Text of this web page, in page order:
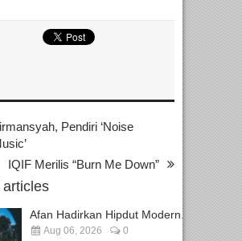
Pendiri ‘Noise
IQIF Merilis “Burn Me Down”
articles
Afan Hadirkan Hipdut Modern...
Aug 06, 2026 0